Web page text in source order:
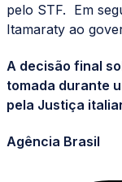
pelo STF. Em
Itamaraty ao
A decisão final
tomada durante
pela Justiça
Agência Brasil